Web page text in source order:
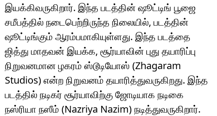
இயக்கிவருகிறார். இந்த படத்தின் ஷூட்டிங் பூஜை
சமீபத்தில் நடைபெற்றிருந்த நிலையில், படத்தின்
ஷூட்டிங்கும் ஆரம்பமாகியுள்ளது. இந்த படத்தை
ஜித்து மாதவன் இயக்க, சூர்யாவின் புது தயாரிப்பு
நிறுவனமான ழகரம் ஸ்டூடியோஸ் (Zhagaram
Studios) என்ற நிறுவனம் தயாரித்துவருகிறது. இந்த
படத்தில் நடிகர் சூர்யாவிற்கு ஜோடியாக நடிகை
நஸ்ரியா நஸீம் (Nazriya Nazim) நடித்துவருகிறார்.